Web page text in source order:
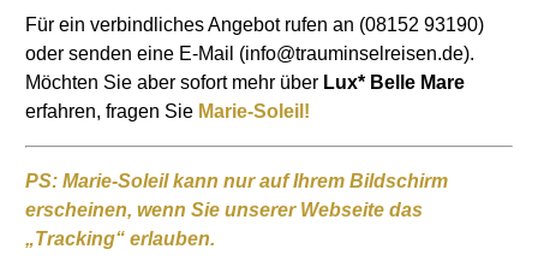
Für ein verbindliches Angebot rufen an (08152 93190)
oder senden eine E-Mail (info@trauminselreisen.de).
Möchten Sie aber sofort mehr über Lux* Belle Mare
erfahren, fragen Sie Marie-Soleil!
PS: Marie-Soleil kann nur auf Ihrem Bildschirm
erscheinen, wenn Sie unserer Webseite das
„Tracking“ erlauben.